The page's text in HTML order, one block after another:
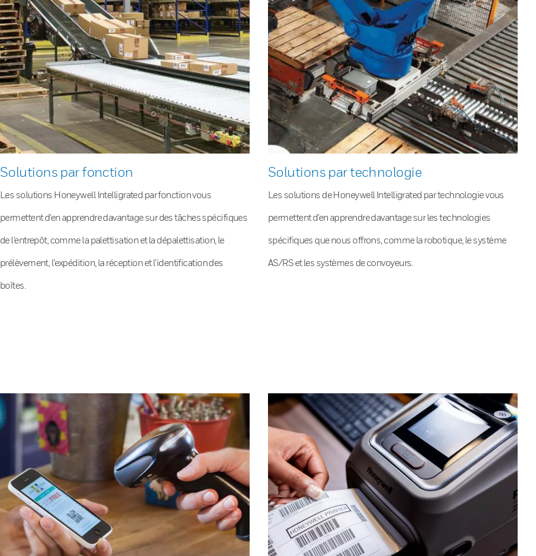
Solutions par fonction
Les solutions Honeywell Intelligrated par fonction vous
permettent d’en apprendre davantage sur des tâches spécifiques
de l’entrepôt, comme la palettisation et la dépalettisation, le
prélèvement, l’expédition, la réception et l’identification des
boîtes.
Solutions par technologie
Les solutions de Honeywell Intelligrated par technologie vous
permettent d’en apprendre davantage sur les technologies
spécifiques que nous offrons, comme la robotique, le système
AS/RS et les systèmes de convoyeurs.